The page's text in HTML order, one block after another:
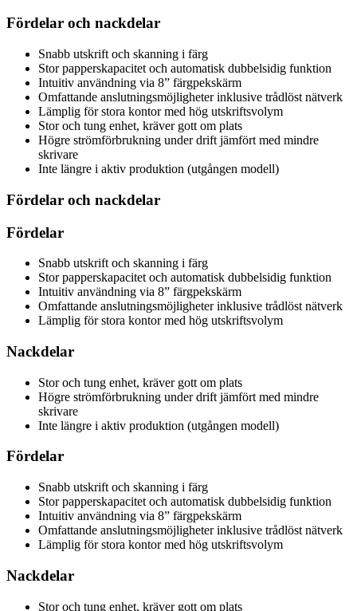
Fördelar och nackdelar
Snabb utskrift och skanning i färg
Stor papperskapacitet och automatisk dubbelsidig funktion
Intuitiv användning via 8” färgpekskärm
Omfattande anslutningsmöjligheter inklusive trådlöst nätverk
Lämplig för stora kontor med hög utskriftsvolym
Stor och tung enhet, kräver gott om plats
Högre strömförbrukning under drift jämfört med mindre
skrivare
Inte längre i aktiv produktion (utgången modell)
Fördelar och nackdelar
Fördelar
Snabb utskrift och skanning i färg
Stor papperskapacitet och automatisk dubbelsidig funktion
Intuitiv användning via 8” färgpekskärm
Omfattande anslutningsmöjligheter inklusive trådlöst nätverk
Lämplig för stora kontor med hög utskriftsvolym
Nackdelar
Stor och tung enhet, kräver gott om plats
Högre strömförbrukning under drift jämfört med mindre
skrivare
Inte längre i aktiv produktion (utgången modell)
Fördelar
Snabb utskrift och skanning i färg
Stor papperskapacitet och automatisk dubbelsidig funktion
Intuitiv användning via 8” färgpekskärm
Omfattande anslutningsmöjligheter inklusive trådlöst nätverk
Lämplig för stora kontor med hög utskriftsvolym
Nackdelar
Stor och tung enhet, kräver gott om plats